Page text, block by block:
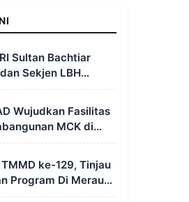
Sultan Bachtiar
Sekjen LBH
Rivaldo Bahas
Supremasi Hukum
Wujudkan Fasilitas
MCK di
Rampung
ke-129, Tinjau
Program Di Merauke